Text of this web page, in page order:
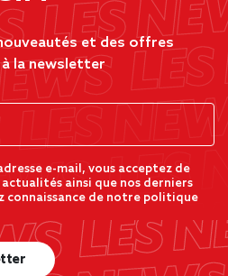
et des offres
la newsletter
e-mail, vous acceptez de
ainsi que nos derniers
connaissance de notre politique